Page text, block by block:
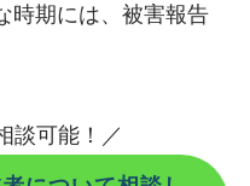
時期には、被害報告
談可能！／